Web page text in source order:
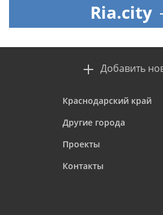
Ria.city
Добавить
Краснодарский край
Другие города
Проекты
Контакты